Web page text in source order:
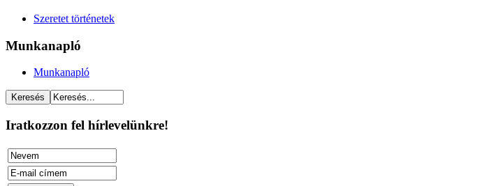
Szeretet történetek
Munkanapló
Munkanapló
Iratkozzon fel hírlevelünkre!